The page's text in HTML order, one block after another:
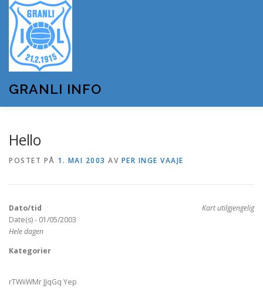
innhold
GRANLI INFO
OM GRANLI INFO
Hello
POSTET PÅ 1. MAI 2003 AV PER INGE VAAJE
Kart utilgjengelig
Dato/tid
Date(s) - 01/05/2003
Hele dagen
Kategorier
rTWiiWMr JJqGq Yep